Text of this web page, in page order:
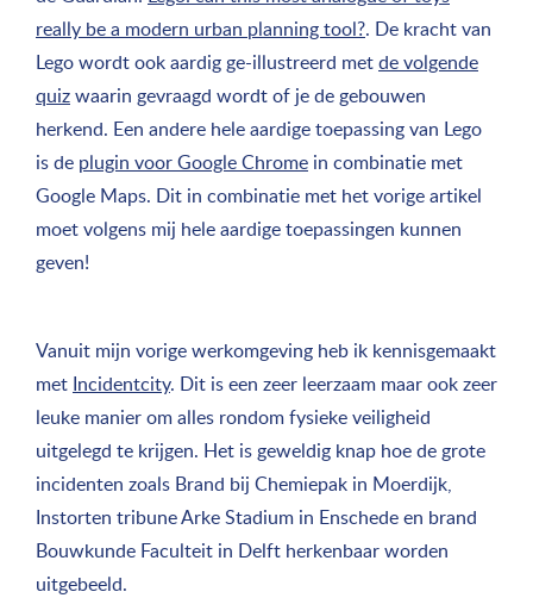
really be a modern urban planning tool?. De kracht van
Lego wordt ook aardig ge-illustreerd metde volgende
quizwaarin gevraagd wordt of je de gebouwen
herkend. Een andere hele aardige toepassing van Lego
is de plugin voor Google Chrome in combinatie met
Google Maps. Dit in combinatie met het vorige artikel
moet volgens mij hele aardige toepassingen kunnen
geven!
Vanuit mijn vorige werkomgeving heb ik kennisgemaakt
met Incidentcity. Dit is een zeer leerzaam maar ook zeer
leuke manier om alles rondom fysieke veiligheid
uitgelegd te krijgen. Het is geweldig knap hoe de grote
incidenten zoals Brand bij Chemiepak in Moerdijk,
Instorten tribune Arke Stadium in Enschede en brand
Bouwkunde Faculteit in Delft herkenbaar worden
uitgebeeld.